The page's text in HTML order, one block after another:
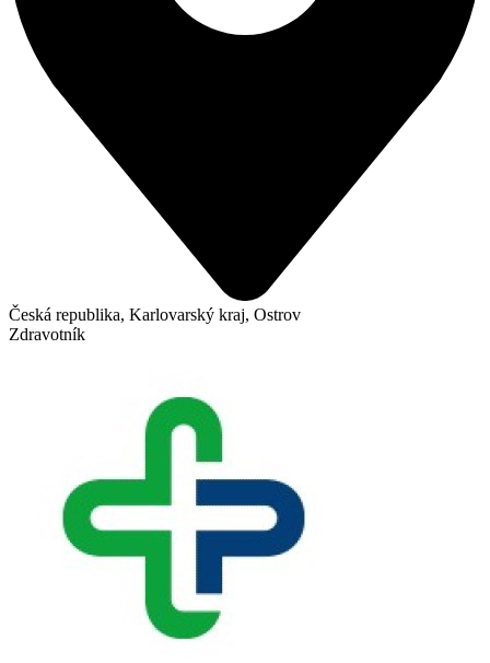
Česká republika, Karlovarský kraj, Ostrov
Zdravotník